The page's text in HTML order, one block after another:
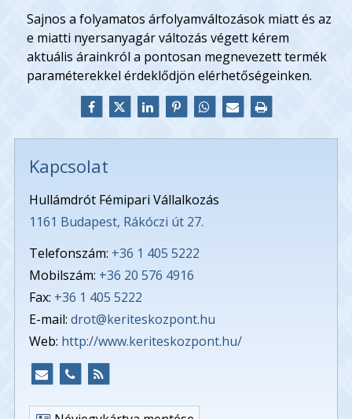
Sajnos a folyamatos árfolyamváltozások miatt és az
e miatti nyersanyagár változás végett kérem
aktuális árainkról a pontosan megnevezett termék
paraméterekkel érdeklődjön elérhetőségeinken.
Kapcsolat
Hullámdrót Fémipari Vállalkozás
1161 Budapest, Rákóczi út 27.
Telefonszám: +36 1 405 5222
Mobilszám: +36 20 576 4916
Fax: +36 1 405 5222
E-mail: drot@keriteskozpont.hu
Web: http://www.keriteskozpont.hu/